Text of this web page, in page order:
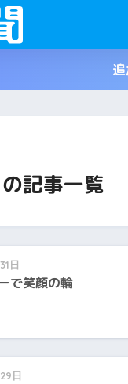
記事一覧
日
で笑顔の輪
日